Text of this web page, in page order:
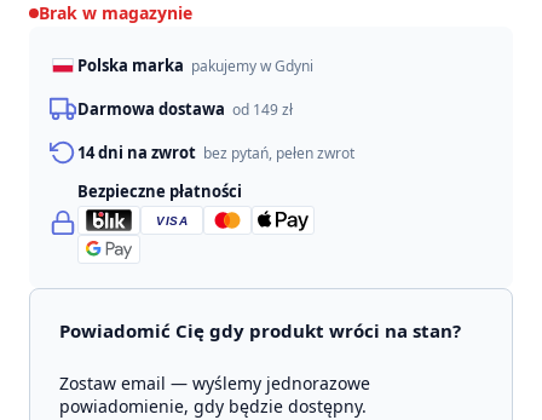
Brak w magazynie
Polska marka pakujemy w Gdyni
Darmowa dostawa od 149 zł
14 dni na zwrot bez pytań, pełen zwrot
Bezpieczne płatności
VISA
Powiadomić Cię gdy produkt wróci na stan?
Zostaw email — wyślemy jednorazowe
powiadomienie, gdy będzie dostępny.